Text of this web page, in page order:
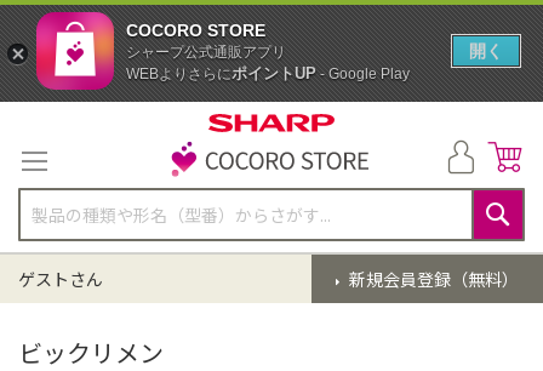
テ
ン
ツ
に
ス
キ
ッ
検
索
新規会員登録（無料）
ゲストさん
ビックリメン
COCORO STORE
シャープ公式通販アプリ
WEBよりさらにポイントUP- Google Play
開く